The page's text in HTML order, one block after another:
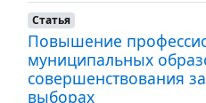
Статья
Повышение
муниципальных
совершенствования
выборах